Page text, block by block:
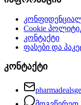
Cookie
კონტაქტი
ფასები და
კონტაქტი